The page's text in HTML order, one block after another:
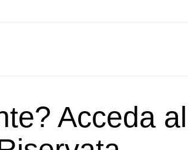
Acceda